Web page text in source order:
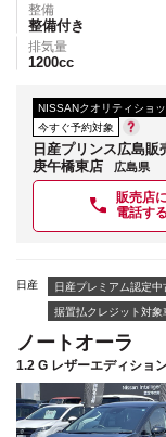
整備
整備付き
排気量
1200cc
NISSANクオリティショ
今すぐ予約対象
日産プリンス広島販
庚午橋東店
広島県
販売店
電話する
日産 日産プレミアム認定中
据置払クレジット対象
ノートオーラ
1.2 G レザーエディショ